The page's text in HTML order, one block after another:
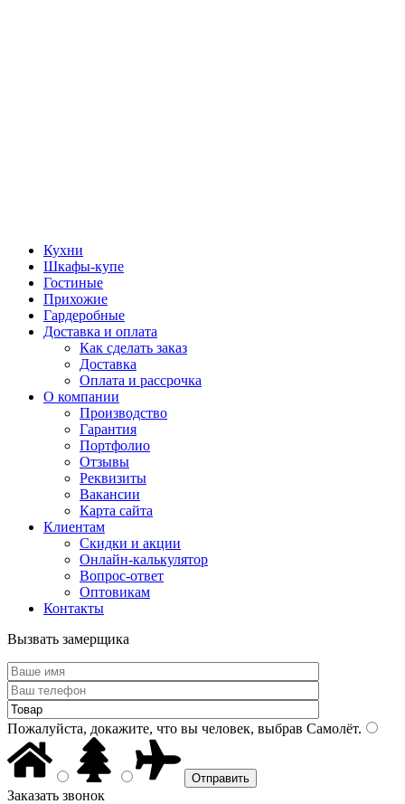
Кухни
Шкафы-купе
Гостиные
Прихожие
Гардеробные
Доставка и оплата
Как сделать заказ
Доставка
Оплата и рассрочка
О компании
Производство
Гарантия
Портфолио
Отзывы
Реквизиты
Вакансии
Карта сайта
Клиентам
Скидки и акции
Онлайн-калькулятор
Вопрос-ответ
Оптовикам
Контакты
Вызвать замерщика
Пожалуйста, докажите, что вы человек, выбрав Самолёт.
Заказать звонок